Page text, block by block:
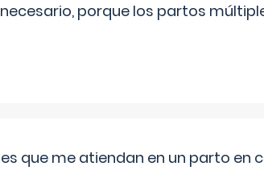
porque los partos
que me atiendan en un parto en